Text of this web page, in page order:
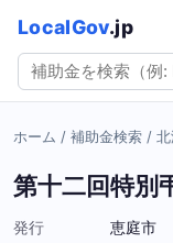
LocalGov.jp
ホーム / 補助金検索 /
第十二回特別
発行
恵庭市